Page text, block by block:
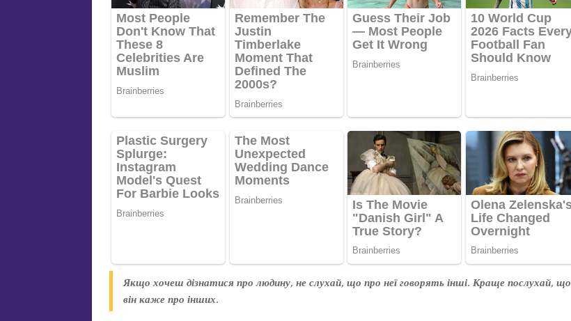
Якщо хочеш дізнатися про людину, не слухай, що про неї говорять інші. Краще послухай, що
він каже про інших.